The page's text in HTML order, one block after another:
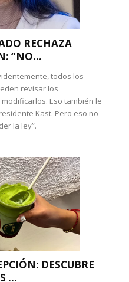
RECHAZA
“NO...
todos los
revisar los
Eso también le
Kast. Pero eso no
la ley”.
DESCUBRE
...